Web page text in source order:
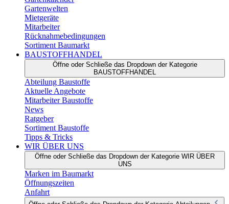
Gartenwelten
Mietgeräte
Mitarbeiter
Rücknahmebedingungen
Sortiment Baumarkt
BAUSTOFFHANDEL
Öffne oder Schließe das Dropdown der Kategorie
BAUSTOFFHANDEL
Abteilung Baustoffe
Aktuelle Angebote
Mitarbeiter Baustoffe
News
Ratgeber
Sortiment Baustoffe
Tipps & Tricks
WIR ÜBER UNS
Öffne oder Schließe das Dropdown der Kategorie WIR ÜBER
UNS
Marken im Baumarkt
Öffnungszeiten
Anfahrt